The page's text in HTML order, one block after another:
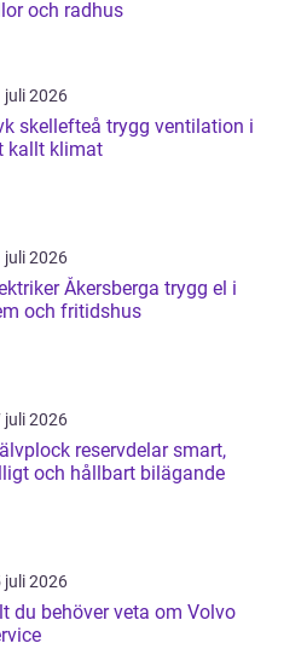
och radhus
juli 2026
trygg ventilation i
kallt klimat
juli 2026
Åkersberga trygg el i
och fritidshus
juli 2026
reservdelar smart,
och hållbart bilägande
juli 2026
du behöver veta om Volvo